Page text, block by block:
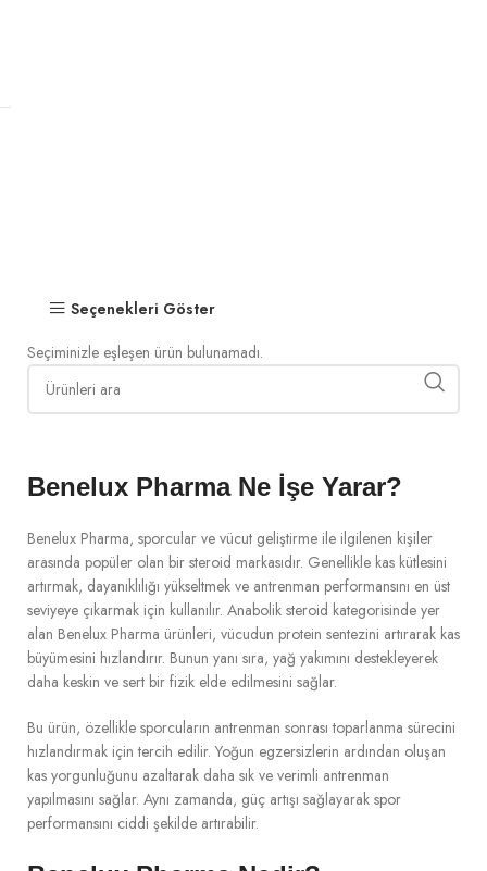
Seçenekleri Göster
Seçiminizle eşleşen ürün bulunamadı.
Benelux Pharma Ne İşe Yarar?
Benelux Pharma, sporcular ve vücut geliştirme ile ilgilenen kişiler
arasında popüler olan bir steroid markasıdır. Genellikle kas kütlesini
artırmak, dayanıklılığı yükseltmek ve antrenman performansını en üst
seviyeye çıkarmak için kullanılır. Anabolik steroid kategorisinde yer
alan Benelux Pharma ürünleri, vücudun protein sentezini artırarak kas
büyümesini hızlandırır. Bunun yanı sıra, yağ yakımını destekleyerek
daha keskin ve sert bir fizik elde edilmesini sağlar.
Bu ürün, özellikle sporcuların antrenman sonrası toparlanma sürecini
hızlandırmak için tercih edilir. Yoğun egzersizlerin ardından oluşan
kas yorgunluğunu azaltarak daha sık ve verimli antrenman
yapılmasını sağlar. Aynı zamanda, güç artışı sağlayarak spor
performansını ciddi şekilde artırabilir.